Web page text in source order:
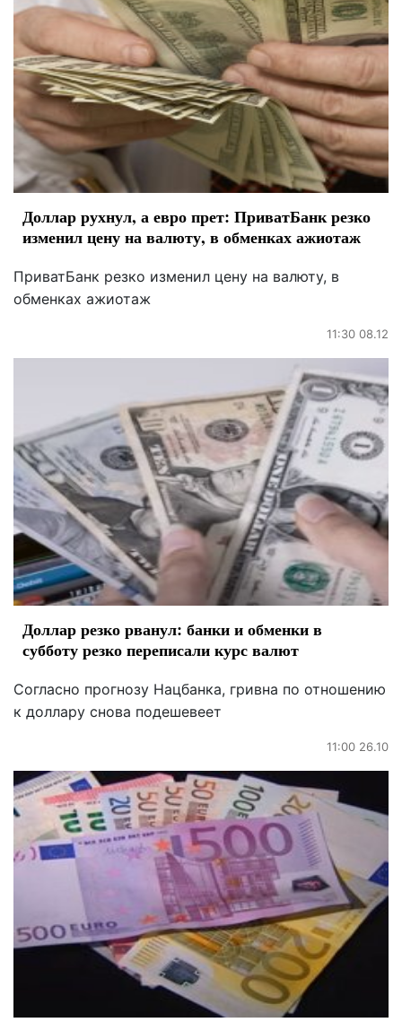
Доллар рухнул, а евро прет: ПриватБанк резко
изменил цену на валюту, в обменках ажиотаж
ПриватБанк резко изменил цену на валюту, в
обменках ажиотаж
11:30 08.12
Доллар резко рванул: банки и обменки в
субботу резко переписали курс валют
Согласно прогнозу Нацбанка, гривна по отношению
к доллару снова подешевеет
11:00 26.10